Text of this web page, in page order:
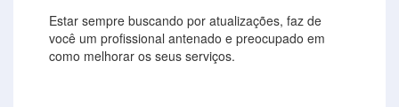
Estar sempre buscando por atualizações, faz de
você um profissional antenado e preocupado em
como melhorar os seus serviços.